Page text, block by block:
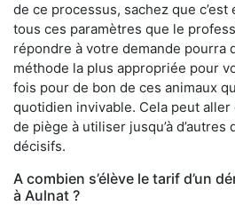
de ce processus, sachez que
tous ces paramètres que le
répondre à votre demande pourra
méthode la plus appropriée pour
fois pour de bon de ces animaux
quotidien invivable. Cela peut aller
de piège à utiliser jusqu’à
décisifs.
A combien s’élève le tarif d’un
à Aulnat ?